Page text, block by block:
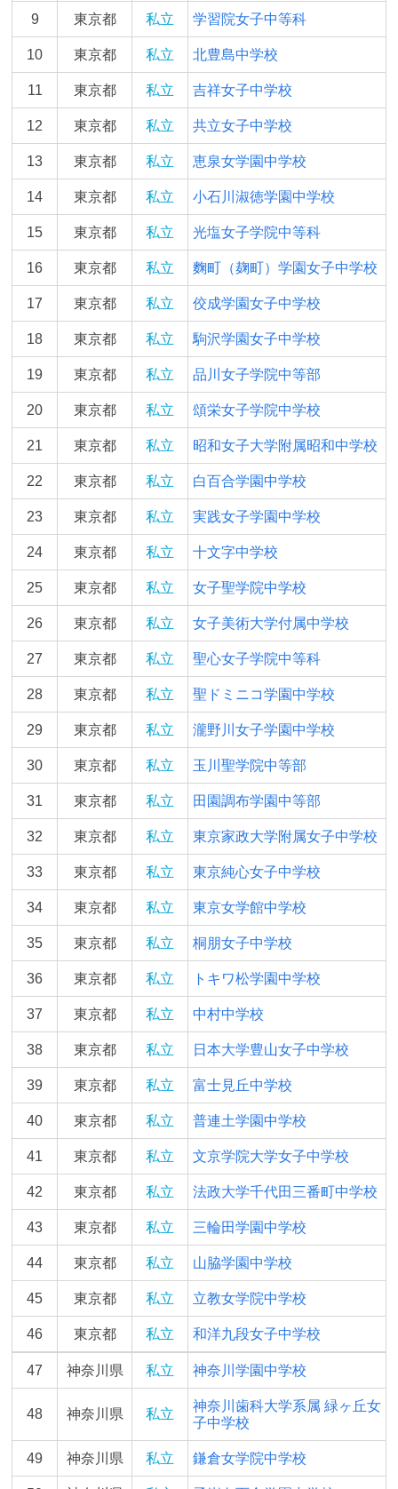
9 東京都 私立 学習院女子中等科
10 東京都 私立 北豊島中学校
11 東京都 私立 吉祥女子中学校
12 東京都 私立 共立女子中学校
13 東京都 私立 恵泉女学園中学校
14 東京都 私立 小石川淑徳学園中学校
15 東京都 私立 光塩女子学院中等科
16 東京都 私立 麴町（麹町）学園女子中学校
17 東京都 私立 佼成学園女子中学校
18 東京都 私立 駒沢学園女子中学校
19 東京都 私立 品川女子学院中等部
20 東京都 私立 頌栄女子学院中学校
21 東京都 私立 昭和女子大学附属昭和中学校
22 東京都 私立 白百合学園中学校
23 東京都 私立 実践女子学園中学校
24 東京都 私立 十文字中学校
25 東京都 私立 女子聖学院中学校
26 東京都 私立 女子美術大学付属中学校
27 東京都 私立 聖心女子学院中等科
28 東京都 私立 聖ドミニコ学園中学校
29 東京都 私立 瀧野川女子学園中学校
30 東京都 私立 玉川聖学院中等部
31 東京都 私立 田園調布学園中等部
32 東京都 私立 東京家政大学附属女子中学校
33 東京都 私立 東京純心女子中学校
34 東京都 私立 東京女学館中学校
35 東京都 私立 桐朋女子中学校
36 東京都 私立 トキワ松学園中学校
37 東京都 私立 中村中学校
38 東京都 私立 日本大学豊山女子中学校
39 東京都 私立 富士見丘中学校
40 東京都 私立 普連土学園中学校
41 東京都 私立 文京学院大学女子中学校
42 東京都 私立 法政大学千代田三番町中学校
43 東京都 私立 三輪田学園中学校
44 東京都 私立 山脇学園中学校
45 東京都 私立 立教女学院中学校
46 東京都 私立 和洋九段女子中学校
47 神奈川県 私立 神奈川学園中学校
48 神奈川県 私立
神奈川歯科大学系属 緑ヶ丘女
子中学校
49 神奈川県 私立 鎌倉女学院中学校